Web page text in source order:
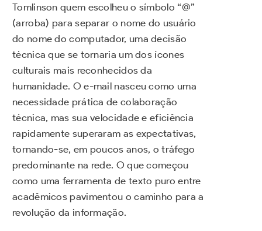
Tomlinson quem escolheu o símbolo “@”
(arroba) para separar o nome do usuário
do nome do computador, uma decisão
técnica que se tornaria um dos ícones
culturais mais reconhecidos da
humanidade. O e-mail nasceu como uma
necessidade prática de colaboração
técnica, mas sua velocidade e eficiência
rapidamente superaram as expectativas,
tornando-se, em poucos anos, o tráfego
predominante na rede. O que começou
como uma ferramenta de texto puro entre
acadêmicos pavimentou o caminho para a
revolução da informação.